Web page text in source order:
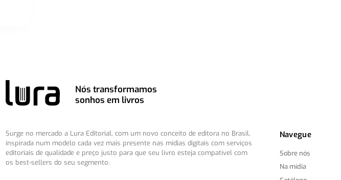
Nós transformamos
sonhos em livros
Surge no mercado a Lura Editorial, com um novo conceito de editora no Brasil,
inspirada num modelo cada vez mais presente nas mídias digitais com serviços
editoriais de qualidade e preço justo para que seu livro esteja compatível com
os best-sellers do seu segmento.
Navegue
Sobre nós
Na mídia